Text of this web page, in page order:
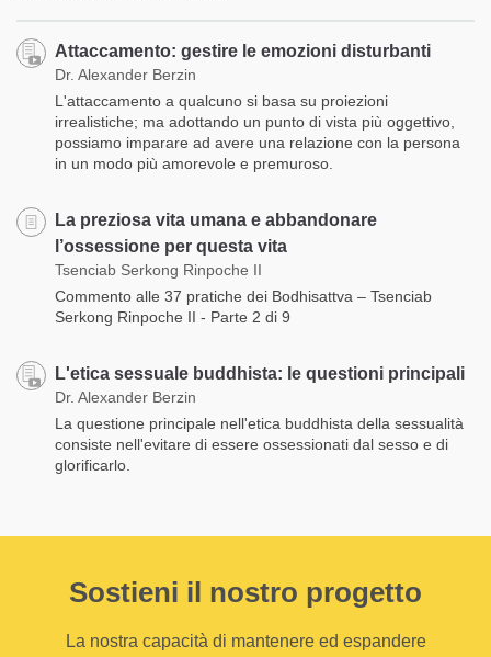
Attaccamento: gestire le emozioni disturbanti
Dr. Alexander Berzin
L'attaccamento a qualcuno si basa su proiezioni
irrealistiche; ma adottando un punto di vista più oggettivo,
possiamo imparare ad avere una relazione con la persona
in un modo più amorevole e premuroso.
La preziosa vita umana e abbandonare
l’ossessione per questa vita
Tsenciab Serkong Rinpoche II
Commento alle 37 pratiche dei Bodhisattva – Tsenciab
Serkong Rinpoche II - Parte 2 di 9
L'etica sessuale buddhista: le questioni principali
Dr. Alexander Berzin
La questione principale nell'etica buddhista della sessualità
consiste nell'evitare di essere ossessionati dal sesso e di
glorificarlo.
Sostieni il nostro progetto
La nostra capacità di mantenere ed espandere